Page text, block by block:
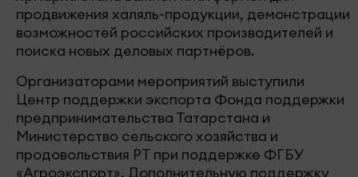
продвижения халяль-продукции, демонстрации
возможностей российских производителей и
поиска новых деловых партнёров.
Организаторами мероприятий выступили
Центр поддержки экспорта Фонда поддержки
предпринимательства Татарстана и
Министерство сельского хозяйства и
продовольствия РТ при поддержке ФГБУ
«Агроэкспорт». Дополнительную поддержку